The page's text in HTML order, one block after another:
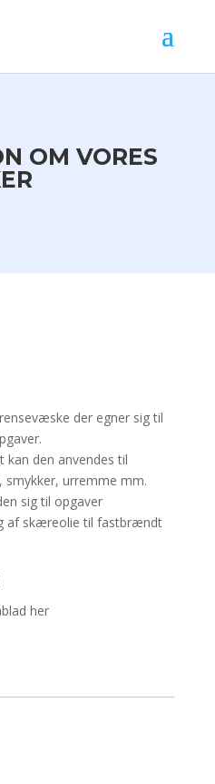
OM VORES
der egner sig til
kan den anvendes til
smykker, urremme mm.
sig til opgaver
af skæreolie til fastbrændt
her